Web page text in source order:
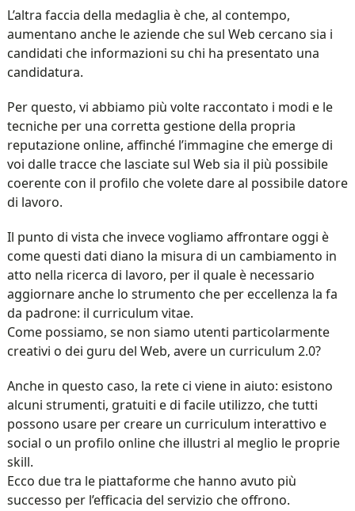
L’altra faccia della medaglia è che, al contempo,
aumentano anche le aziende che sul Web cercano sia i
candidati che informazioni su chi ha presentato una
candidatura.
Per questo, vi abbiamo più volte raccontato i modi e le
tecniche per una corretta gestione della propria
reputazione online, affinché l’immagine che emerge di
voi dalle tracce che lasciate sul Web sia il più possibile
coerente con il profilo che volete dare al possibile datore
di lavoro.
Il punto di vista che invece vogliamo affrontare oggi è
come questi dati diano la misura di un cambiamento in
atto nella ricerca di lavoro, per il quale è necessario
aggiornare anche lo strumento che per eccellenza la fa
da padrone: il curriculum vitae.
Come possiamo, se non siamo utenti particolarmente
creativi o dei guru del Web, avere un curriculum 2.0?
Anche in questo caso, la rete ci viene in aiuto: esistono
alcuni strumenti, gratuiti e di facile utilizzo, che tutti
possono usare per creare un curriculum interattivo e
social o un profilo online che illustri al meglio le proprie
skill.
Ecco due tra le piattaforme che hanno avuto più
successo per l’efficacia del servizio che offrono.